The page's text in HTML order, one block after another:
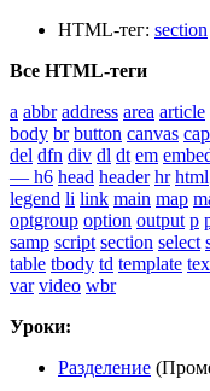
HTML-тег: section
Все HTML-теги
a abbr address area article
body br button canvas
del dfn div dl dt em
— h6 head header hr html
legend li link main map
optgroup option output p
samp script section select
table tbody td template
var video wbr
Уроки:
Разделение